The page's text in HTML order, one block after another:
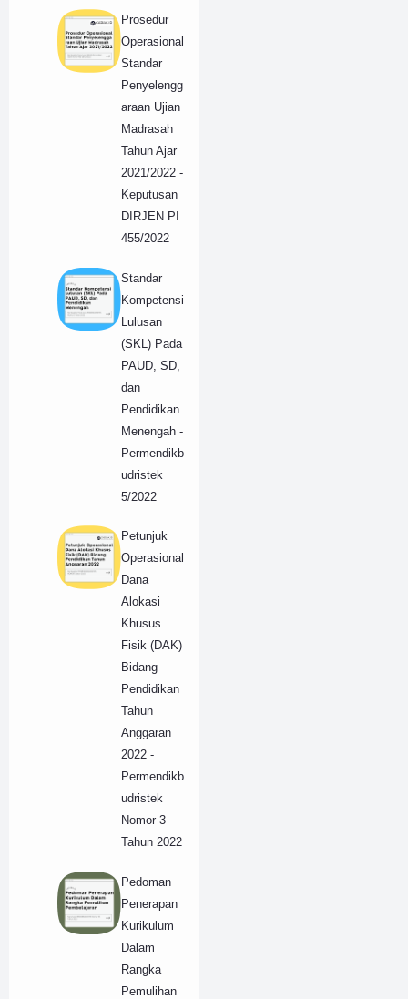
Prosedur
Operasional
Standar
Penyelengg
araan Ujian
Madrasah
Tahun Ajar
2021/2022 -
Keputusan
DIRJEN PI
455/2022
Standar
Kompetensi
Lulusan
(SKL) Pada
PAUD, SD,
dan
Pendidikan
Menengah -
Permendikb
udristek
5/2022
Petunjuk
Operasional
Dana
Alokasi
Khusus
Fisik (DAK)
Bidang
Pendidikan
Tahun
Anggaran
2022 -
Permendikb
udristek
Nomor 3
Tahun 2022
Pedoman
Penerapan
Kurikulum
Dalam
Rangka
Pemulihan